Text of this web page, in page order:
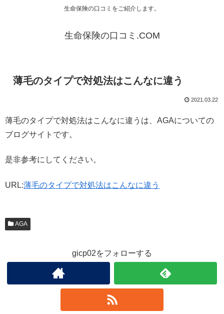
生命保険の口コミをご紹介します。
生命保険の口コミ.COM
薄毛のタイプで対処法はこんなに違う
2021.03.22
薄毛のタイプで対処法はこんなに違うは、AGAについての
ブログサイトです。
是非参考にしてください。
URL:薄毛のタイプで対処法はこんなに違う
AGA
gicp02をフォローする